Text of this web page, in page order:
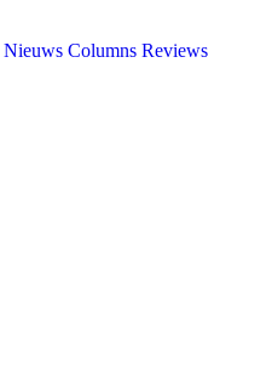
Nieuws Columns Reviews